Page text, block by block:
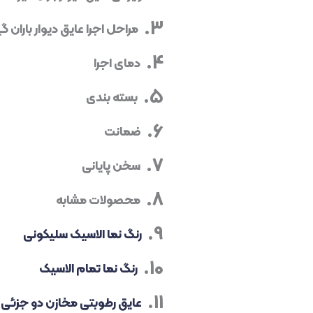
مراحل اجرا عایق دیوار باران
دمای اجرا
بسته بندی
ضمانت
سخن پایانی
محصولات مشابه
رنگ نما الاسیک سلیکونی
رنگ نما تمام الاسیک
عایق رطوبتی مخازن دو جزئی